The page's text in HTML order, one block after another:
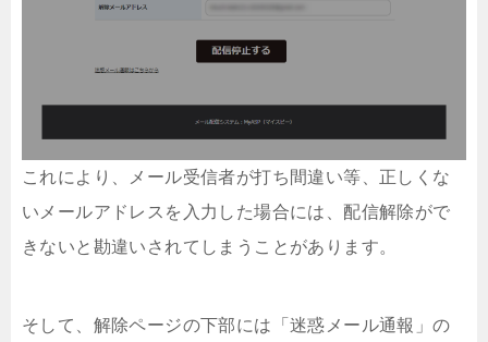
これにより、メール受信者が打ち間違い等、正しくな
いメールアドレスを入力した場合には、配信解除がで
きないと勘違いされてしまうことがあります。
そして、解除ページの下部には「迷惑メール通報」の